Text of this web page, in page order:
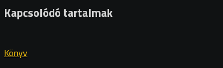
Kapcsolódó tartalmak
Könyv